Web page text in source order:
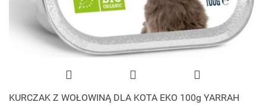
KURCZAK Z WOŁOWINĄ DLA KOTA EKO 100g YARRAH